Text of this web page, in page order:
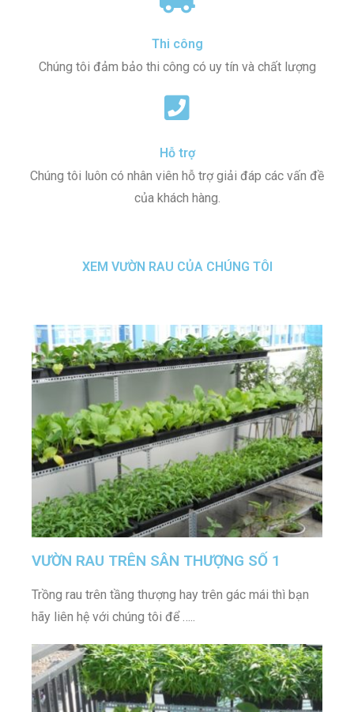
Thi công
Chúng tôi đảm bảo thi công có uy tín và chất lượng
Hỗ trợ
Chúng tôi luôn có nhân viên hỗ trợ giải đáp các vấn đề
của khách hàng.
XEM VƯỜN RAU CỦA CHÚNG TÔI
VƯỜN RAU TRÊN SÂN THƯỢNG SỐ 1
Trồng rau trên tầng thượng hay trên gác mái thì bạn
hãy liên hệ với chúng tôi để …..